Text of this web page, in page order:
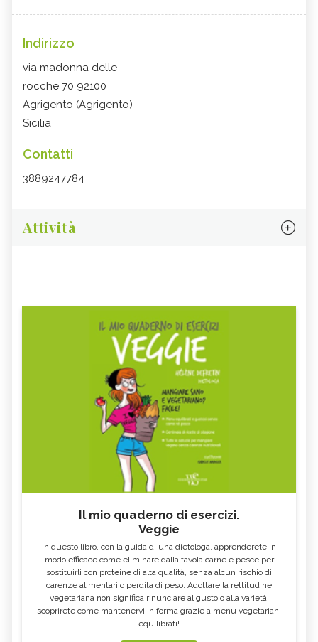
Indirizzo
via madonna delle
rocche 70 92100
Agrigento (Agrigento) -
Sicilia
Contatti
3889247784
Attività
Il mio quaderno di esercizi.
Veggie
In questo libro, con la guida di una dietologa, apprenderete in
modo efficace come eliminare dalla tavola carne e pesce per
sostituirli con proteine di alta qualità, senza alcun rischio di
carenze alimentari o perdita di peso. Adottare la rettitudine
vegetariana non significa rinunciare al gusto o alla varietà:
scoprirete come mantenervi in forma grazie a menu vegetariani
equilibrati!